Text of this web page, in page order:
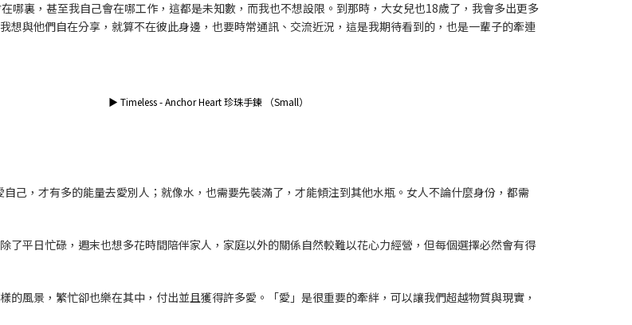
哪裏，甚至我自己會在哪工作，這都是未知數，而我也不想設限。到那時，大女兒也18歲了，我會多出更多
與他們自在分享，就算不在彼此身邊，也要時常通訊、交流近況，這是我期待看到的，也是一輩子的牽連
▶ Timeless - Anchor Heart 珍珠手鍊 （Small）
己，才有多的能量去愛別人；就像水，也需要先裝滿了，才能傾注到其他水瓶。女人不論什麼身份，都需
了平日忙碌，週末也想多花時間陪伴家人，家庭以外的關係自然較難以花心力經營，但每個選擇必然會有得
風景，繁忙卻也樂在其中，付出並且獲得許多愛。「愛」是很重要的牽絆，可以讓我們超越物質與現實，